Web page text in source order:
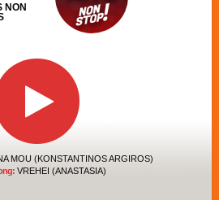
NON
MOU (KONSTANTINOS ARGIROS)
VREHEI (ANASTASIA)